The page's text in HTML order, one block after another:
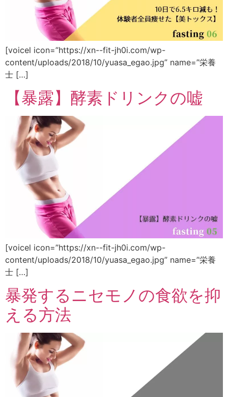
[voicel icon=”https://xn--fit-jh0i.com/wp-
content/uploads/2018/10/yuasa_egao.jpg” name=”栄養
士 […]
【暴露】酵素ドリンクの嘘
[voicel icon=”https://xn--fit-jh0i.com/wp-
content/uploads/2018/10/yuasa_egao.jpg” name=”栄養
士 […]
暴発するニセモノの食欲を抑
える方法